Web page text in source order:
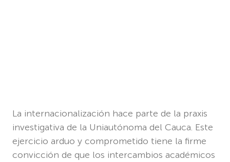
La internacionalización hace parte de la praxis
investigativa de la Uniautónoma del Cauca. Este
ejercicio arduo y comprometido tiene la firme
convicción de que los intercambios académicos